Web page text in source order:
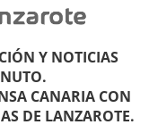
Y NOTICIAS
CANARIA CON
DE LANZAROTE.